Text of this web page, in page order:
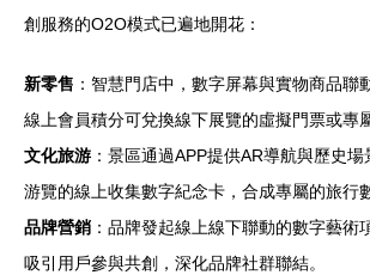
創服務的O2O模式已遍地開花：
新零售 ：智慧門店中，數字屏幕與實物商品聯
線上會員積分可兌換線下展覽的虛擬門票或專
文化旅游 ：景區通過APP提供AR導航與歷史
游覽的線上收集數字紀念卡，合成專屬的旅行
品牌營銷 ：品牌發起線上線下聯動的數字藝術
吸引用戶參與共創，深化品牌社群聯結。